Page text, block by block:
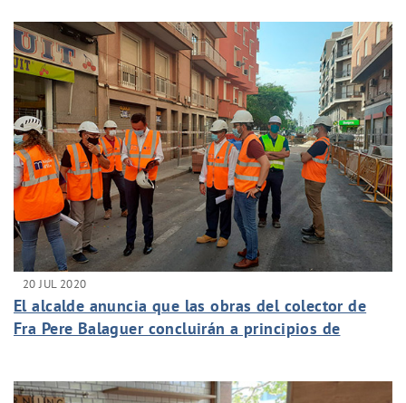
20 JUL 2020
El alcalde anuncia que las obras del colector de
Fra Pere Balaguer concluirán a principios de